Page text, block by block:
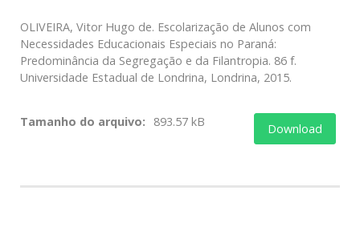
OLIVEIRA, Vitor Hugo de. Escolarização de Alunos com
Necessidades Educacionais Especiais no Paraná:
Predominância da Segregação e da Filantropia. 86 f.
Universidade Estadual de Londrina, Londrina, 2015.
Tamanho do arquivo: 893.57 kB Download